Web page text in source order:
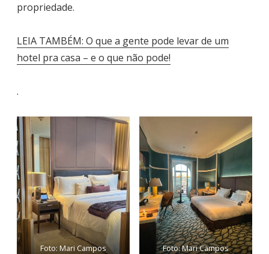
propriedade.
LEIA TAMBÉM: O que a gente pode levar de um
hotel pra casa – e o que não pode!
.
Foto: Mari Campos Foto: Mari Campos